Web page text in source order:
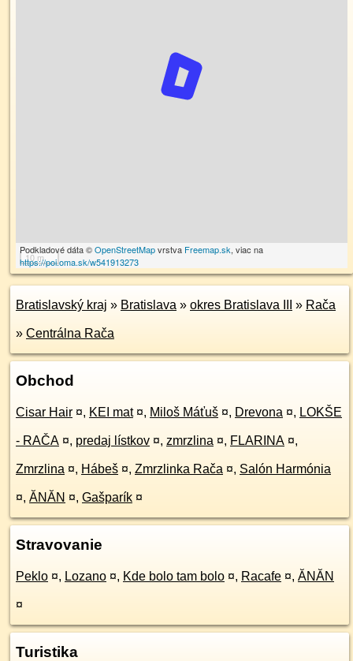
10 m
Podkladové dáta ©OpenStreetMapvrstva Freemap.sk, viac na
https://poi.oma.sk/w541913273
Bratislavský kraj » Bratislava » okres Bratislava III » Rača
» Centrálna Rača
Obchod
Cisar Hair ¤, KEI mat ¤, Miloš Máťuš ¤, Drevona ¤, LOKŠE
- RAČA ¤, predaj lístkov ¤, zmrzlina ¤, FLARINA ¤,
Zmrzlina ¤, Hábeš ¤, Zmrzlinka Rača ¤, Salón Harmónia
¤, ĂNĂN ¤, Gašparík ¤
Stravovanie
Peklo ¤, Lozano ¤, Kde bolo tam bolo ¤, Racafe ¤, ĂNĂN
¤
Turistika